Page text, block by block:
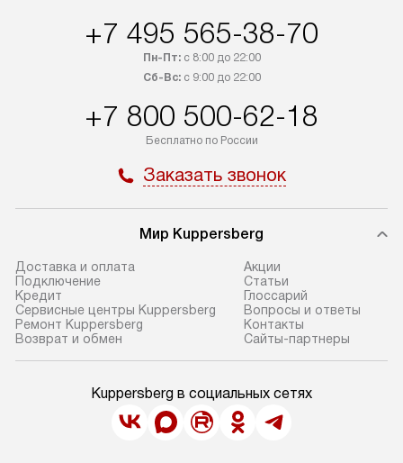
+7 495 565-38-70
Пн-Пт:с 8:00 до 22:00
Сб-Вс:с 9:00 до 22:00
+7 800 500-62-18
Бесплатно по России
Заказать звонок
Мир Kuppersberg
Доставка и оплата
Подключение
Кредит
Сервисные центры Kuppersberg
Ремонт Kuppersberg
Возврат и обмен
Акции
Cтатьи
Глоссарий
Вопросы и ответы
Контакты
Сайты-партнеры
Kuppersberg в социальных сетях